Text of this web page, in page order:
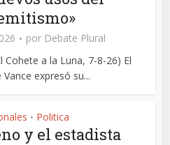
por Debate Plural
Cohete a la Luna, 7-8-26) El
expresó su...
• Politica
y el estadista